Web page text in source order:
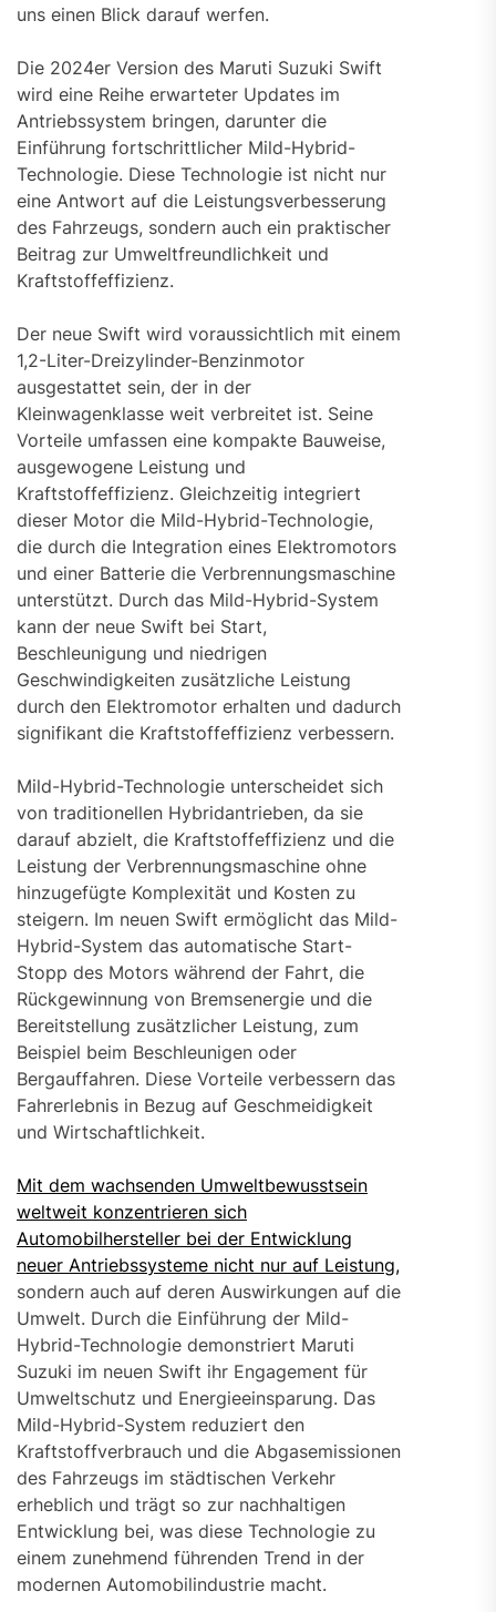
uns einen Blick darauf werfen.
Die 2024er Version des Maruti Suzuki Swift
wird eine Reihe erwarteter Updates im
Antriebssystem bringen, darunter die
Einführung fortschrittlicher Mild-Hybrid-
Technologie. Diese Technologie ist nicht nur
eine Antwort auf die Leistungsverbesserung
des Fahrzeugs, sondern auch ein praktischer
Beitrag zur Umweltfreundlichkeit und
Kraftstoffeffizienz.
Der neue Swift wird voraussichtlich mit einem
1,2-Liter-Dreizylinder-Benzinmotor
ausgestattet sein, der in der
Kleinwagenklasse weit verbreitet ist. Seine
Vorteile umfassen eine kompakte Bauweise,
ausgewogene Leistung und
Kraftstoffeffizienz. Gleichzeitig integriert
dieser Motor die Mild-Hybrid-Technologie,
die durch die Integration eines Elektromotors
und einer Batterie die Verbrennungsmaschine
unterstützt. Durch das Mild-Hybrid-System
kann der neue Swift bei Start,
Beschleunigung und niedrigen
Geschwindigkeiten zusätzliche Leistung
durch den Elektromotor erhalten und dadurch
signifikant die Kraftstoffeffizienz verbessern.
Mild-Hybrid-Technologie unterscheidet sich
von traditionellen Hybridantrieben, da sie
darauf abzielt, die Kraftstoffeffizienz und die
Leistung der Verbrennungsmaschine ohne
hinzugefügte Komplexität und Kosten zu
steigern. Im neuen Swift ermöglicht das Mild-
Hybrid-System das automatische Start-
Stopp des Motors während der Fahrt, die
Rückgewinnung von Bremsenergie und die
Bereitstellung zusätzlicher Leistung, zum
Beispiel beim Beschleunigen oder
Bergauffahren. Diese Vorteile verbessern das
Fahrerlebnis in Bezug auf Geschmeidigkeit
und Wirtschaftlichkeit.
Mit dem wachsenden Umweltbewusstsein
weltweit konzentrieren sich
Automobilhersteller bei der Entwicklung
neuer Antriebssysteme nicht nur auf Leistung,
sondern auch auf deren Auswirkungen auf die
Umwelt. Durch die Einführung der Mild-
Hybrid-Technologie demonstriert Maruti
Suzuki im neuen Swift ihr Engagement für
Umweltschutz und Energieeinsparung. Das
Mild-Hybrid-System reduziert den
Kraftstoffverbrauch und die Abgasemissionen
des Fahrzeugs im städtischen Verkehr
erheblich und trägt so zur nachhaltigen
Entwicklung bei, was diese Technologie zu
einem zunehmend führenden Trend in der
modernen Automobilindustrie macht.